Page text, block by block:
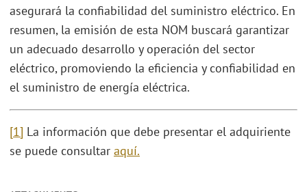
asegurará la confiabilidad del suministro eléctrico. En
resumen, la emisión de esta NOM buscará garantizar
un adecuado desarrollo y operación del sector
eléctrico, promoviendo la eficiencia y confiabilidad en
el suministro de energía eléctrica.
[1] La información que debe presentar el adquiriente
se puede consultar aquí.